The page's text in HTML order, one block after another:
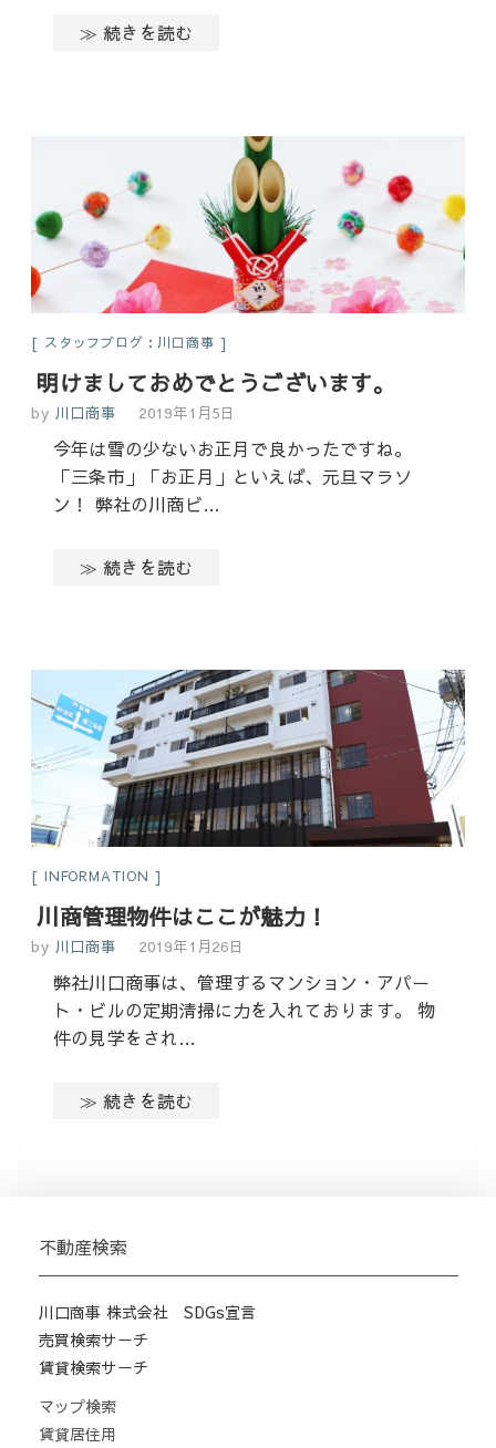
≫ 続きを読む
スタッフブログ：川口商事
明けましておめでとうございます。
by 川口商事 2019年1月5日
今年は雪の少ないお正月で良かったですね。
「三条市」「お正月」といえば、元旦マラソ
ン！ 弊社の川商ビ…
≫ 続きを読む
INFORMATION
川商管理物件はここが魅力！
by 川口商事 2019年1月26日
弊社川口商事は、管理するマンション・アパー
ト・ビルの定期清掃に力を入れております。 物
件の見学をされ…
≫ 続きを読む
不動産検索
川口商事 株式会社 SDGs宣言
売買検索サーチ
賃貸検索サーチ
マップ検索
賃貸居住用